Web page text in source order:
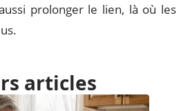
prolonger le lien, là où les
articles